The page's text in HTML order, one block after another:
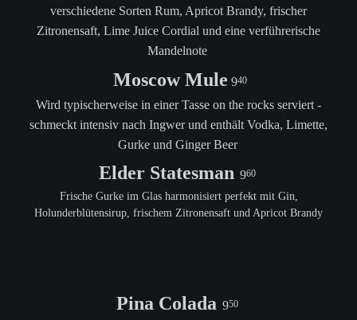
verschiedene Sorten Rum, Apricot Brandy, frischer
Zitronensaft, Lime Juice Cordial und eine verführerische
Mandelnote
Moscow Mule 940
Wird typischerweise in einer Tasse on the rocks serviert -
schmeckt intensiv nach Ingwer und enthält Vodka, Limette,
Gurke und Ginger Beer
Elder Statesman 960
Frische Gurke im Glas harmonisiert perfekt mit Gin,
Holunderblütensirup, frischem Zitronensaft und Apricot Brandy
Pina Colada 950